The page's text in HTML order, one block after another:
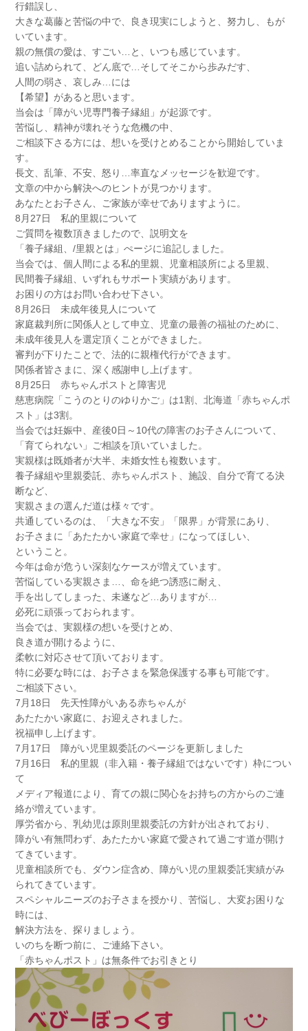
行錯誤し、
大きな葛藤と苦悩の中で、良き現実にしようと、努力し、もが
いています。
親の無償の愛は、すごい…と、いつも感じています。
追い詰められて、どん底で…そしてそこから歩みだす、
人間の弱さ、哀しみ…には
【希望】があると思います。
当会は「障がい児専門養子縁組」が起源です。
苦悩し、精神が壊れそうな危機の中、
ご相談下さる方には、想いを受けとめることから開始していま
す。
長文、乱筆、不安、怒り…率直なメッセージを歓迎です。
文章の中から解決へのヒントが見つかります。
あなたとお子さん、ご家族が幸せでありますように。
8月27日 私的里親について
ご質問を複数頂きましたので、説明文を
「養子縁組、/里親とは」ぺージに追記しました。
当会では、個人間による私的里親、児童相談所による里親、
民間養子縁組、いずれもサポート実績があります。
お困りの方はお問い合わせ下さい。
8月26日 未成年後見人について
家庭裁判所に関係人として申立、児童の最善の福祉のために、
未成年後見人を選定頂くことができました。
審判が下りたことで、法的に親権代行ができます。
関係者皆さまに、深く感謝申し上げます。
8月25日 赤ちゃんポストと障害児
慈恵病院「こうのとりのゆりかご」は1割、北海道「赤ちゃんポ
スト」は3割。
当会では妊娠中、産後0日～10代の障害のお子さんについて、
「育てられない」ご相談を頂いていました。
実親様は既婚者が大半、未婚女性も複数います。
養子縁組や里親委託、赤ちゃんポスト、施設、自分で育てる決
断など、
実親さまの選んだ道は様々です。
共通しているのは、「大きな不安」「限界」が背景にあり、
お子さまに「あたたかい家庭で幸せ」になってほしい、
ということ。
今年は命が危うい深刻なケースが増えています。
苦悩している実親さま…、命を絶つ誘惑に耐え、
手を出してしまった、未遂など…ありますが…
必死に頑張っておられます。
当会では、実親様の想いを受けとめ、
良き道が開けるように、
​​​​​​柔軟に対応させて頂いております。
特に必要な時には、お子さまを緊急保護する事も可能です。
ご相談下さい。
7月18日 先天性障がいある赤ちゃんが
あたたかい家庭に、お迎えされました。
祝福申し上げます。
7月17日 障がい児里親委託のページを更新しました
7月16日 私的里親（非入籍・養子縁組ではないです）枠につい
て
メディア報道により、育ての親に関心をお持ちの方からのご連
絡が増えています。
厚労省から、乳幼児は原則里親委託の方針が出されており、
障がい有無問わず、あたたかい家庭で愛されて過ごす道が開け
てきています。
児童相談所でも、ダウン症含め、障がい児の里親委託実績がみ
られてきています。
スペシャルニーズのお子さまを授かり、苦悩し、大変お困りな
時には、
解決方法を、探りましょう。
いのちを断つ前に、ご連絡下さい。
「赤ちゃんポスト」は無条件でお引きとり